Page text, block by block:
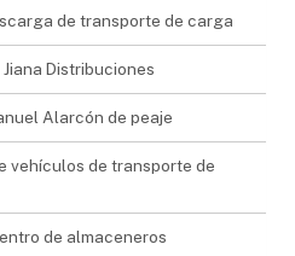
de transporte de carga
Distribuciones
Alarcón de peaje
vehículos de transporte de
de almaceneros